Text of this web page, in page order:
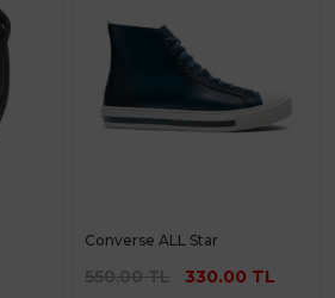
Converse ALL Star
550.00 TL330.00 TL